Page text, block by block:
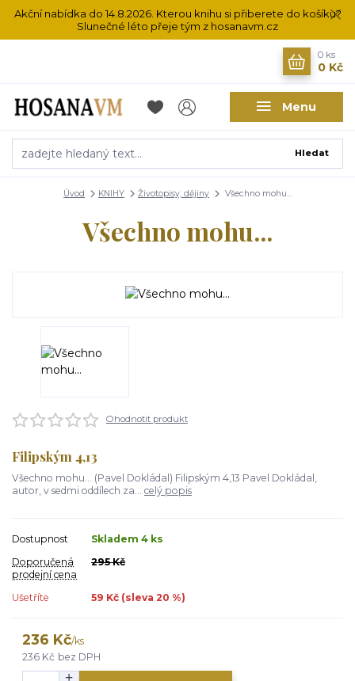
Akční nabídka do 14.8.2026. Kterou knihu si přiberete do košíku?
Slunečné léto přeje tým z hosanavm.cz
Menu
Hledat
0 ks
0 Kč
Úvod KNIHY Životopisy, dějiny Všechno mohu...
Všechno mohu...
Ohodnotit produkt
Filipským 4,13
Všechno mohu... (Pavel Dokládal) Filipským 4,13 Pavel Dokládal,
autor, v sedmi oddílech za... celý popis
Dostupnost
Skladem 4 ks
Doporučená
prodejní cena
295 Kč
Ušetříte 59 Kč (sleva 20 %)
236 Kč/ks
236 Kč bez DPH